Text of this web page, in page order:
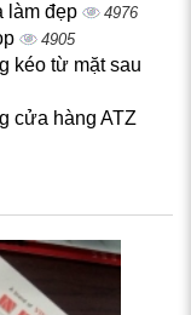
làm đẹp 4976
4905
kéo từ mặt sau
cửa hàng ATZ